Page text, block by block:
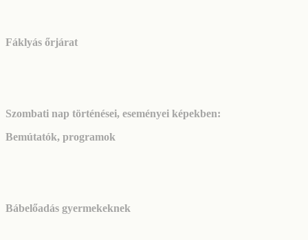
Fáklyás őrjárat
Szombati nap történései, eseményei képekben:
Bemútatók, programok
Bábelőadás gyermekeknek